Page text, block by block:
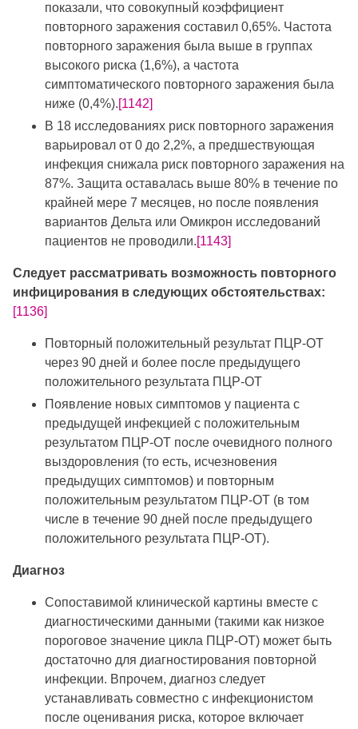
показали, что совокупный коэффициент
повторного заражения составил 0,65%. Частота
повторного заражения была выше в группах
высокого риска (1,6%), а частота
симптоматического повторного заражения была
ниже (0,4%).[1142]
В 18 исследованиях риск повторного заражения
варьировал от 0 до 2,2%, а предшествующая
инфекция снижала риск повторного заражения на
87%. Защита оставалась выше 80% в течение по
крайней мере 7 месяцев, но после появления
вариантов Дельта или Омикрон исследований
пациентов не проводили.[1143]
Следует рассматривать возможность повторного
инфицирования в следующих обстоятельствах:
[1136]
Повторный положительный результат ПЦР-ОТ
через 90 дней и более после предыдущего
положительного результата ПЦР-ОТ
Появление новых симптомов у пациента с
предыдущей инфекцией с положительным
результатом ПЦР-ОТ после очевидного полного
выздоровления (то есть, исчезновения
предыдущих симптомов) и повторным
положительным результатом ПЦР-ОТ (в том
числе в течение 90 дней после предыдущего
положительного результата ПЦР-ОТ).
Диагноз
Сопоставимой клинической картины вместе с
диагностическими данными (такими как низкое
пороговое значение цикла ПЦР-ОТ) может быть
достаточно для диагностирования повторной
инфекции. Впрочем, диагноз следует
устанавливать совместно с инфекционистом
после оценивания риска, которое включает